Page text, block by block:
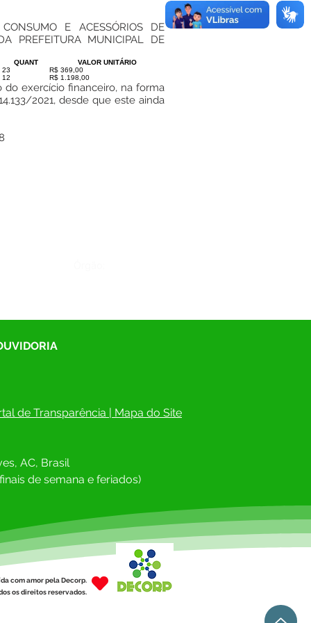
E ACESSÓRIOS DE
PREFEITURA MUNICIPAL DE
QUANT
VALOR UNITÁRIO
23
R$ 369,00
12 R$ 1.198,00
do exercício financeiro, na forma
2021, desde que este ainda
de Transparência | Mapa do Site
AC, Brasil
de semana e feriados)
com amor pela Decorp.
os direitos reservados.